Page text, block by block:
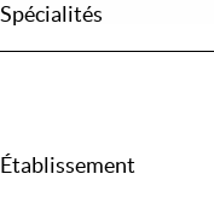
Spécialités
Établissement